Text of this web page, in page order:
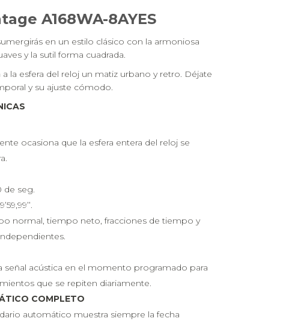
A168WA-8AYES
en un estilo clásico con la armoniosa
y la sutil forma cuadrada.
la esfera del reloj un matiz urbano y retro. Déjate
y su ajuste cómodo.
ocasiona que la esfera entera del reloj se
de seg.
normal, tiempo neto, fracciones de tiempo y
señal acústica en el momento programado para
que se repiten diariamente.
COMPLETO
automático muestra siempre la fecha